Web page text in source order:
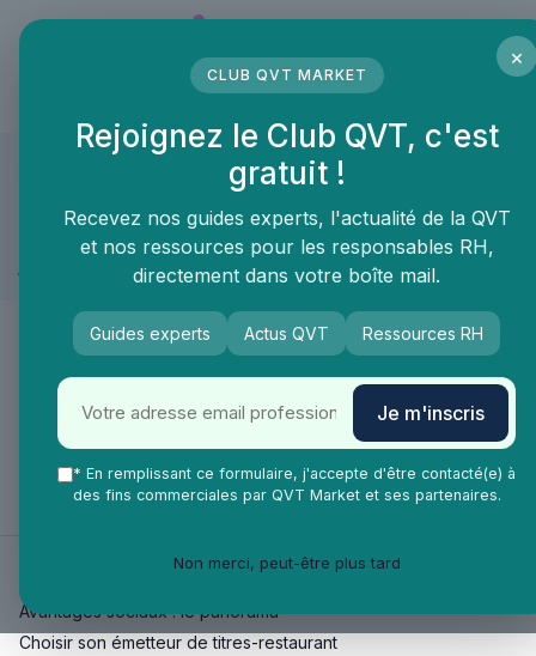
Aménagement des espaces de travail
Aménagement des espaces de travail
Espace verts et plantes
🙌
De nouveaux produits & services arrivent
très vite dans la catégorie Espace verts et
plantes !
Avantages sociaux : le panorama
Choisir son émetteur de titres-restaurant
×
CLUB QVT MARKET
Rejoignez le Club QVT, c'est
gratuit !
Recevez nos guides experts, l'actualité de la QVT
et nos ressources pour les responsables RH,
directement dans votre boîte mail.
Guides experts Actus QVT Ressources RH
Je m'inscris
* En remplissant ce formulaire, j'accepte d'être contacté(e) à
des fins commerciales par QVT Market et ses partenaires.
Non merci, peut-être plus tard
Panneau de gestion des cookies